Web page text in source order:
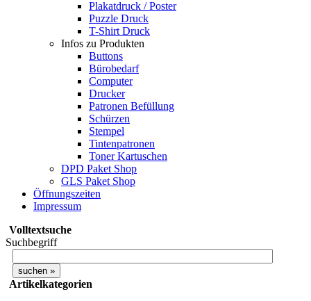
Plakatdruck / Poster
Puzzle Druck
T-Shirt Druck
Infos zu Produkten
Buttons
Bürobedarf
Computer
Drucker
Patronen Befüllung
Schürzen
Stempel
Tintenpatronen
Toner Kartuschen
DPD Paket Shop
GLS Paket Shop
Öffnungszeiten
Impressum
Volltextsuche
Suchbegriff
Artikelkategorien